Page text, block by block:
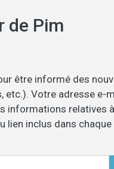
de Pim
être informé des
Votre adresse e-
informations relatives
lien inclus dans chaque